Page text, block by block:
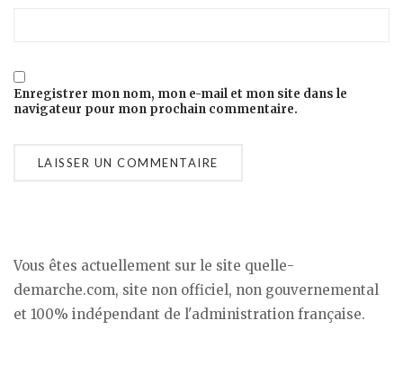
Enregistrer mon nom, mon e-mail et mon site dans le
navigateur pour mon prochain commentaire.
Vous êtes actuellement sur le site quelle-
demarche.com, site non officiel, non gouvernemental
et 100% indépendant de l'administration française.